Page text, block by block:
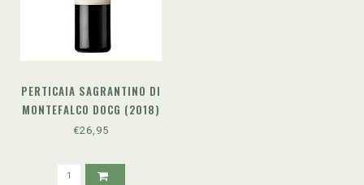
PERTICAIA SAGRANTINO DI
MONTEFALCO DOCG (2018)
€26,95